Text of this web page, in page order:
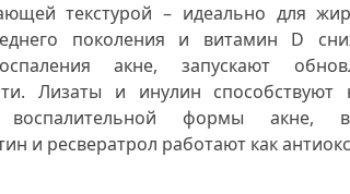
текстурой – идеально для
поколения и витамин D
акне, запускают
Лизаты и инулин
воспалительной формы акне,
и ресвератрол работают как